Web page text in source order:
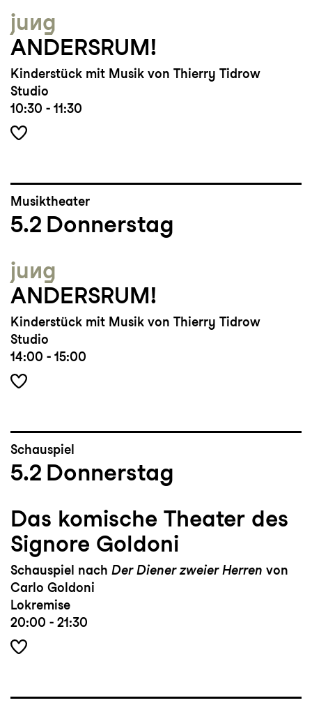
jung
ANDERSRUM!
Kinderstück mit Musik von Thierry Tidrow
Studio
10:30 - 11:30
Musiktheater
5.2 Donnerstag
jung
ANDERSRUM!
Kinderstück mit Musik von Thierry Tidrow
Studio
14:00 - 15:00
Schauspiel
5.2 Donnerstag
Das komische Theater des
Signore Goldoni
Schauspiel nach Der Diener zweier Herren von
Carlo Goldoni
Lokremise
20:00 - 21:30